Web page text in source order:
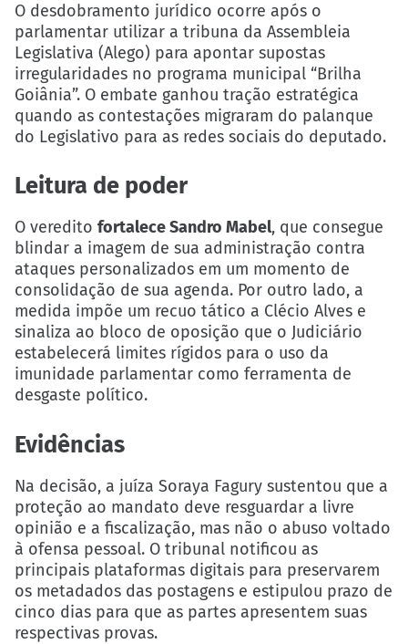
O desdobramento jurídico ocorre após o
parlamentar utilizar a tribuna da Assembleia
Legislativa (Alego) para apontar supostas
irregularidades no programa municipal “Brilha
Goiânia”. O embate ganhou tração estratégica
quando as contestações migraram do palanque
do Legislativo para as redes sociais do deputado.
Leitura de poder
O veredito fortalece Sandro Mabel, que consegue
blindar a imagem de sua administração contra
ataques personalizados em um momento de
consolidação de sua agenda. Por outro lado, a
medida impõe um recuo tático a Clécio Alves e
sinaliza ao bloco de oposição que o Judiciário
estabelecerá limites rígidos para o uso da
imunidade parlamentar como ferramenta de
desgaste político.
Evidências
Na decisão, a juíza Soraya Fagury sustentou que a
proteção ao mandato deve resguardar a livre
opinião e a fiscalização, mas não o abuso voltado
à ofensa pessoal. O tribunal notificou as
principais plataformas digitais para preservarem
os metadados das postagens e estipulou prazo de
cinco dias para que as partes apresentem suas
respectivas provas.